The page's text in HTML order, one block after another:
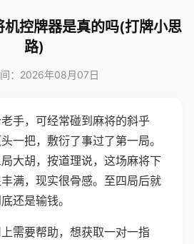
控牌器是真的吗(打牌小思
路)
：2026年08月07日
手，可经常碰到麻将的斜乎
一把，敷衍了事过了第一局。
大胡，按道理说，这场麻将下
满，现实很骨感。至四局后就
还是输钱。
需要帮助，想获取一对一指